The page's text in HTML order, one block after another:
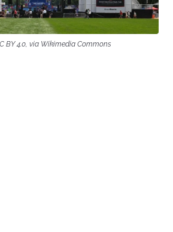
BY 4.0, via Wikimedia Commons